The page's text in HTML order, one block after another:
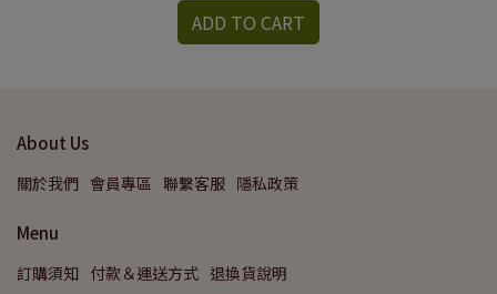
ADD TO CART
About Us
關於我們 會員專區 聯繫客服 隱私政策
Menu
訂購須知 付款＆運送方式 退換貨說明